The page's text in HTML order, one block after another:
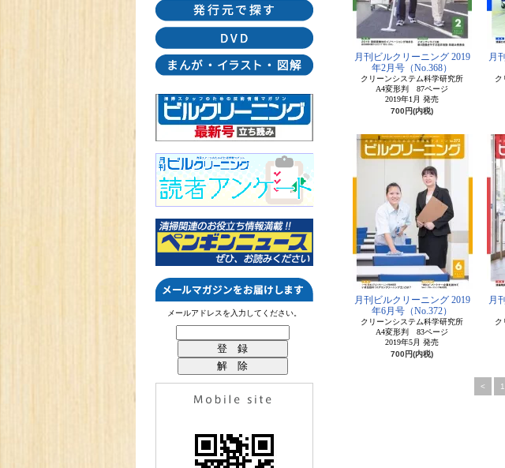
メールアドレスを入力してください。
月刊ビルクリーニング 2019
年2月号（No.368）
クリーンシステム科学研究所
A4変形判 87ページ
2019年1月 発売
700円(内税)
月
ク
月刊ビルクリーニング 2019
年6月号（No.372）
クリーンシステム科学研究所
A4変形判 83ページ
2019年5月 発売
700円(内税)
月
ク
< 1